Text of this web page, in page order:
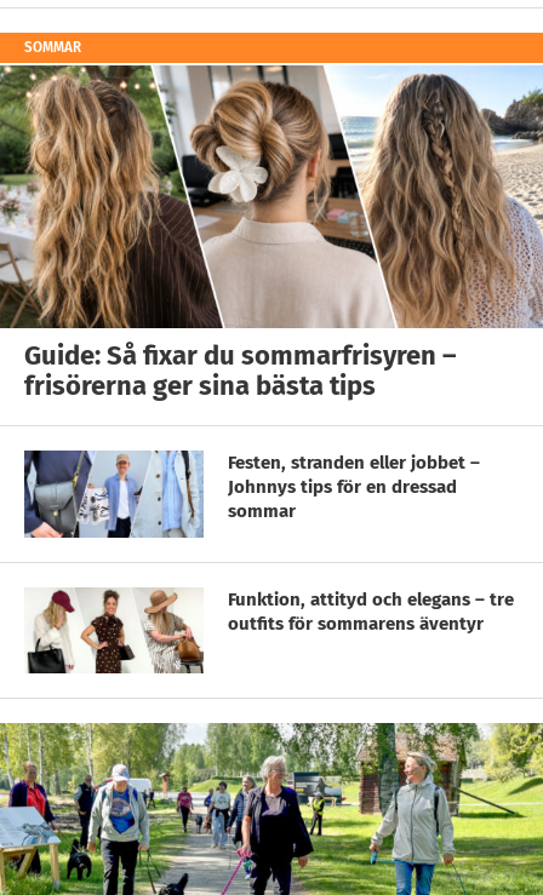
SOMMAR
Guide: Så fixar du sommarfrisyren –
frisörerna ger sina bästa tips
Festen, stranden eller jobbet –
Johnnys tips för en dressad
sommar
Funktion, attityd och elegans – tre
outfits för sommarens äventyr